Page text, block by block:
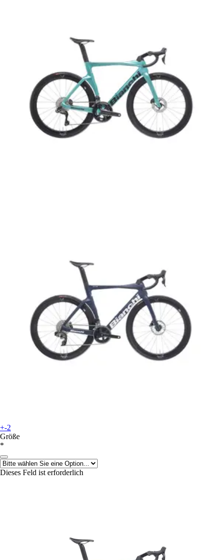
+-2
Größe
*
Dieses Feld ist erforderlich